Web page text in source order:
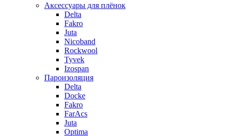
Аксессуары для плёнок
Delta
Fakro
Juta
Nicoband
Rockwool
Tyvek
Izospan
Пароизоляция
Delta
Docke
Fakro
FarAcs
Juta
Optima